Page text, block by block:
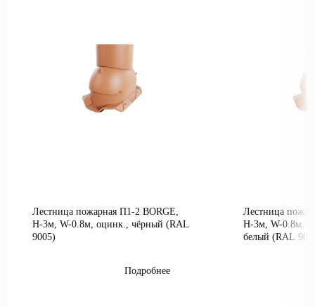
Лестница пожарная П1-2 BORGE,
Н-3м, W-0.8м, оцинк., чёрный (RAL
9005)
Подробнее
Лестница
Н-3м, W-0.8м,
белый (RAL